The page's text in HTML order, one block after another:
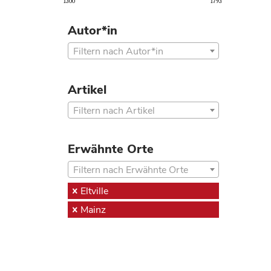
Autor*in
Filtern nach Autor*in
Artikel
Filtern nach Artikel
Erwähnte Orte
Filtern nach Erwähnte Orte
Eltville
Mainz